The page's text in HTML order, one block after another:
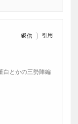
返信 引用
白とかの三勢陣編